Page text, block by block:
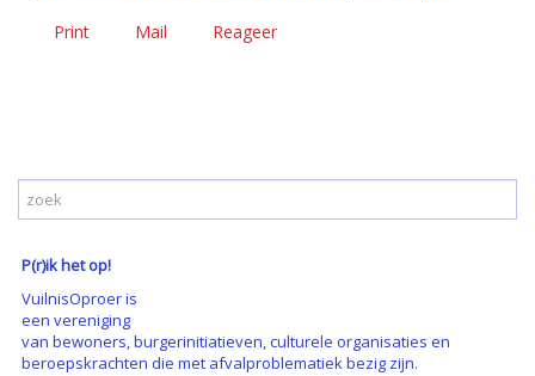
Print Mail Reageer
P(r)ik het op!
VuilnisOproer is
een vereniging
van bewoners, burgerinitiatieven, culturele organisaties en
beroepskrachten die met afvalproblematiek bezig zijn.